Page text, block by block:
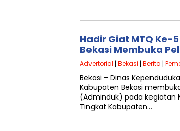
Hadir Giat MTQ Ke-
Bekasi Membuka
Advertorial | Bekasi | Berita |
Bekasi – Dinas
Kabupaten Bekasi
(Adminduk) pada kegiatan
Tingkat Kabupaten…